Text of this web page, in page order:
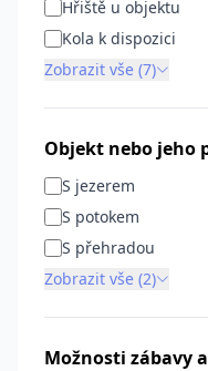
Hřiště u objektu
Kola k dispozici
Zobrazit vše (7)
Objekt nebo jeho
S jezerem
S potokem
S přehradou
Zobrazit vše (2)
Možnosti zábavy